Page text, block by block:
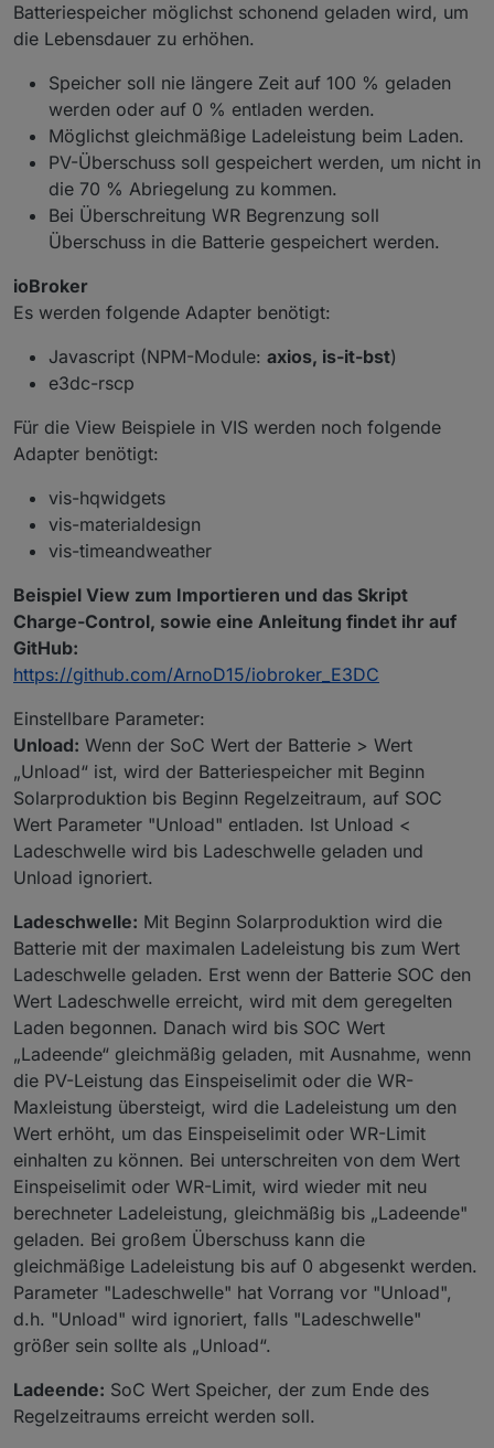
Batteriespeicher möglichst schonend geladen wird, um
die Lebensdauer zu erhöhen.
Speicher soll nie längere Zeit auf 100 % geladen
werden oder auf 0 % entladen werden.
Möglichst gleichmäßige Ladeleistung beim Laden.
PV-Überschuss soll gespeichert werden, um nicht in
die 70 % Abriegelung zu kommen.
Bei Überschreitung WR Begrenzung soll
Überschuss in die Batterie gespeichert werden.
ioBroker
Es werden folgende Adapter benötigt:
Javascript (NPM-Module: axios, is-it-bst)
e3dc-rscp
Für die View Beispiele in VIS werden noch folgende
Adapter benötigt:
vis-hqwidgets
vis-materialdesign
vis-timeandweather
Beispiel View zum Importieren und das Skript
Charge-Control, sowie eine Anleitung findet ihr auf
GitHub:
https://github.com/ArnoD15/iobroker_E3DC
Einstellbare Parameter:
Unload: Wenn der SoC Wert der Batterie > Wert
„Unload“ ist, wird der Batteriespeicher mit Beginn
Solarproduktion bis Beginn Regelzeitraum, auf SOC
Wert Parameter "Unload" entladen. Ist Unload <
Ladeschwelle wird bis Ladeschwelle geladen und
Unload ignoriert.
Ladeschwelle: Mit Beginn Solarproduktion wird die
Batterie mit der maximalen Ladeleistung bis zum Wert
Ladeschwelle geladen. Erst wenn der Batterie SOC den
Wert Ladeschwelle erreicht, wird mit dem geregelten
Laden begonnen. Danach wird bis SOC Wert
„Ladeende“ gleichmäßig geladen, mit Ausnahme, wenn
die PV-Leistung das Einspeiselimit oder die WR-
Maxleistung übersteigt, wird die Ladeleistung um den
Wert erhöht, um das Einspeiselimit oder WR-Limit
einhalten zu können. Bei unterschreiten von dem Wert
Einspeiselimit oder WR-Limit, wird wieder mit neu
berechneter Ladeleistung, gleichmäßig bis „Ladeende"
geladen. Bei großem Überschuss kann die
gleichmäßige Ladeleistung bis auf 0 abgesenkt werden.
Parameter "Ladeschwelle" hat Vorrang vor "Unload",
d.h. "Unload" wird ignoriert, falls "Ladeschwelle"
größer sein sollte als „Unload“.
Ladeende: SoC Wert Speicher, der zum Ende des
Regelzeitraums erreicht werden soll.